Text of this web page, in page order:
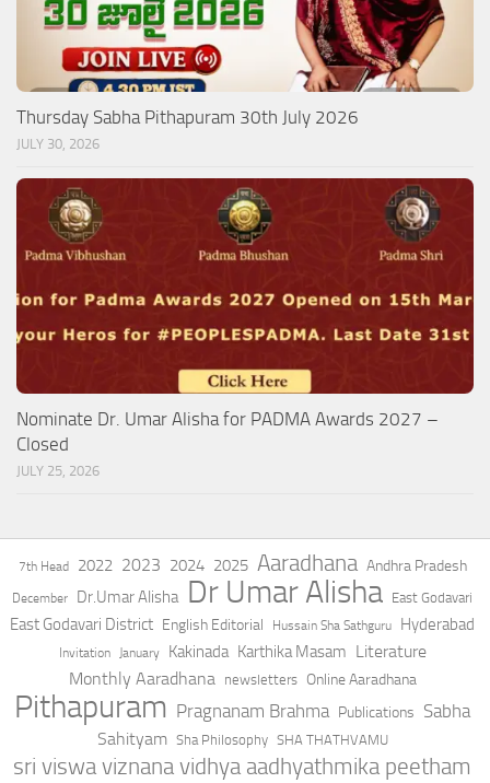
Thursday Sabha Pithapuram 30th July 2026
JULY 30, 2026
Nominate Dr. Umar Alisha for PADMA Awards 2027 –
Closed
JULY 25, 2026
7th Head 2022 2023 2024 2025 Aaradhana Andhra Pradesh
December Dr.Umar Alisha Dr Umar Alisha East Godavari
East Godavari District English Editorial Hussain Sha Sathguru Hyderabad
Invitation January Kakinada Karthika Masam Literature
Monthly Aaradhana
newsletters Online Aaradhana
Pithapuram Pragnanam Brahma Publications Sabha
Sahityam Sha Philosophy SHA THATHVAMU
sri viswa viznana vidhya aadhyathmika peetham